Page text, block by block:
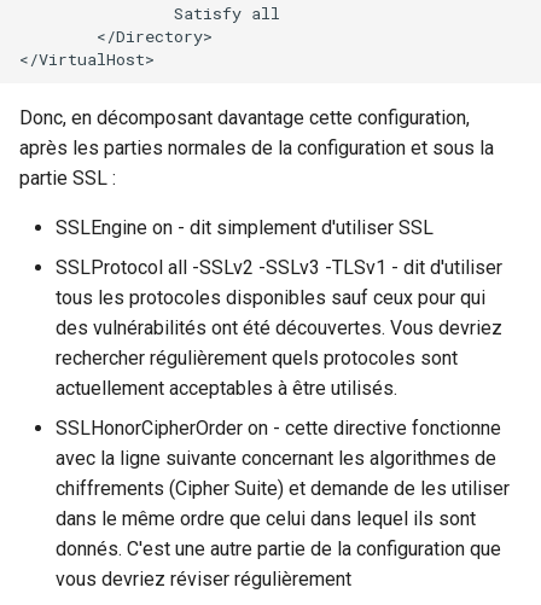
                Satisfy all
        </Directory>
Donc, en décomposant davantage cette configuration,
après les parties normales de la configuration et sous la
partie SSL :
SSLEngine on - dit simplement d'utiliser SSL
SSLProtocol all -SSLv2 -SSLv3 -TLSv1 - dit d'utiliser
tous les protocoles disponibles sauf ceux pour qui
des vulnérabilités ont été découvertes. Vous devriez
rechercher régulièrement quels protocoles sont
actuellement acceptables à être utilisés.
SSLHonorCipherOrder on - cette directive fonctionne
avec la ligne suivante concernant les algorithmes de
chiffrements (Cipher Suite) et demande de les utiliser
dans le même ordre que celui dans lequel ils sont
donnés. C'est une autre partie de la configuration que
vous devriez réviser régulièrement